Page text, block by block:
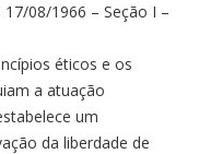
08/1966 – Seção I –
éticos e os
a atuação
um
da liberdade de